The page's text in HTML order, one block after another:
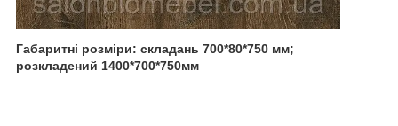
Габаритні розміри: складань 700*80*750 мм;
розкладений 1400*700*750мм